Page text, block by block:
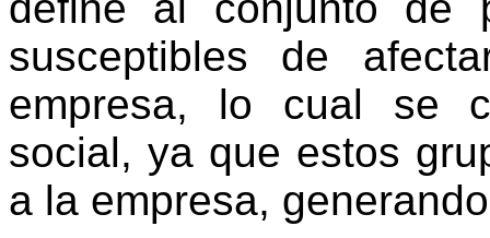
susceptibles de
empresa, lo cual se
social, ya que estos
a la empresa,